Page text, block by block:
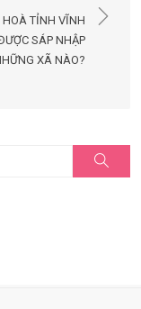
HOÀ TỈNH VĨNH
SÁP NHẬP
XÃ NÀO?
kiếm